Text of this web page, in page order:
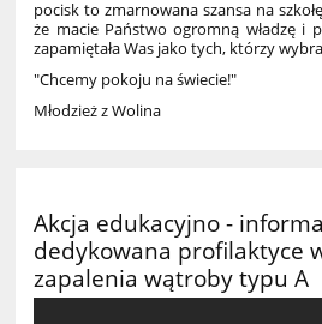
pocisk to zmarnowana szansa na
że macie Państwo ogromną władzę i
zapamiętała Was jako tych, którzy
"Chcemy pokoju na świecie!"
Młodzież z Wolina
Akcja edukacyjno -
dedykowana profilaktyce
zapalenia wątroby typu A